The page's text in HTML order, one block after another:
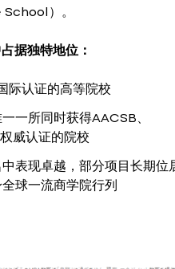
）。
据独特地位：
际认证的高等院校
一所同时获得AACSB、
威认证的院校
表现卓越，部分项目长期位
球一流商学院行列